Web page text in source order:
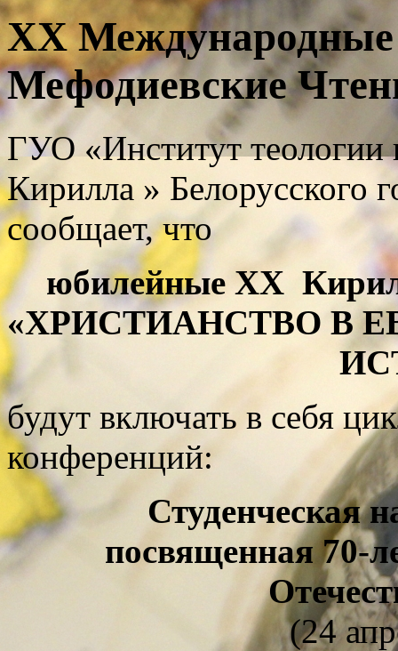
XX
Мефодиевские
ГУО «Институт
Кирилла » Белорусского
сообщает, что
юбилейные ХХ
«ХРИСТИАНСТВО В
будут включать в себя
конференций:
Студенческая
посвященная 70-
(24